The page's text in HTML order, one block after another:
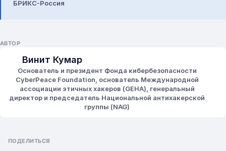
БРИКС-Россия
АВТОР
Винит Кумар
Основатель и президент Фонда кибербезопасности
CyberPeace Foundation, основатель Международной
ассоциации этичных хакеров (GEHA), генеральный
директор и председатель Национальной антихакерской
группы (NAG)
ПОДЕЛИТЬСЯ